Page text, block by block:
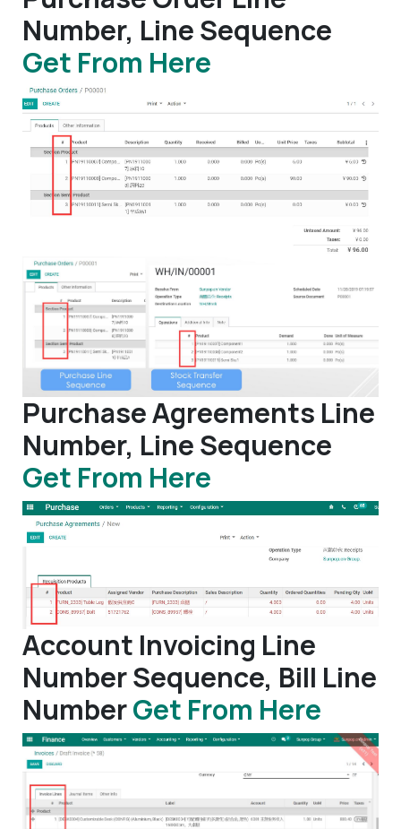
Number, Line Sequence
Get From Here
Purchase Agreements Line
Number, Line Sequence
Get From Here
Account Invoicing Line
Number Sequence, Bill Line
NumberGet From Here